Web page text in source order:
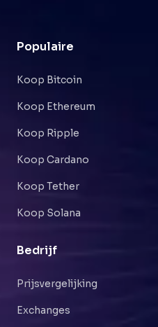
Populaire
Koop Bitcoin
Koop Ethereum
Koop Ripple
Koop Cardano
Koop Tether
Koop Solana
Bedrijf
Prijsvergelijking
Exchanges